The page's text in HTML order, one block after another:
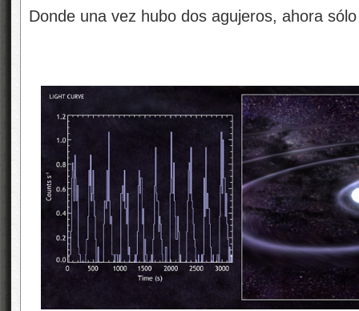
Donde una vez hubo dos agujeros, ahora